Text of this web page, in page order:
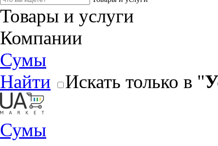
Товары и услуги
Компании
Сумы
Найти
Искать только в "
Сумы